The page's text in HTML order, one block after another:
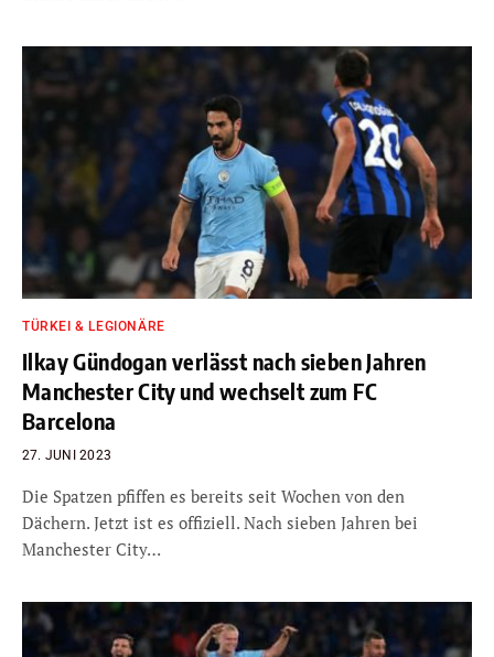
TÜRKEI & LEGIONÄRE
Ilkay Gündogan verlässt nach sieben Jahren
Manchester City und wechselt zum FC
Barcelona
27. JUNI 2023
Die Spatzen pfiffen es bereits seit Wochen von den
Dächern. Jetzt ist es offiziell. Nach sieben Jahren bei
Manchester City…